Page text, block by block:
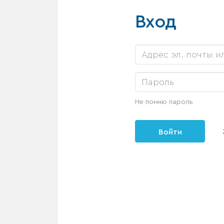
Вход
Не помню пароль